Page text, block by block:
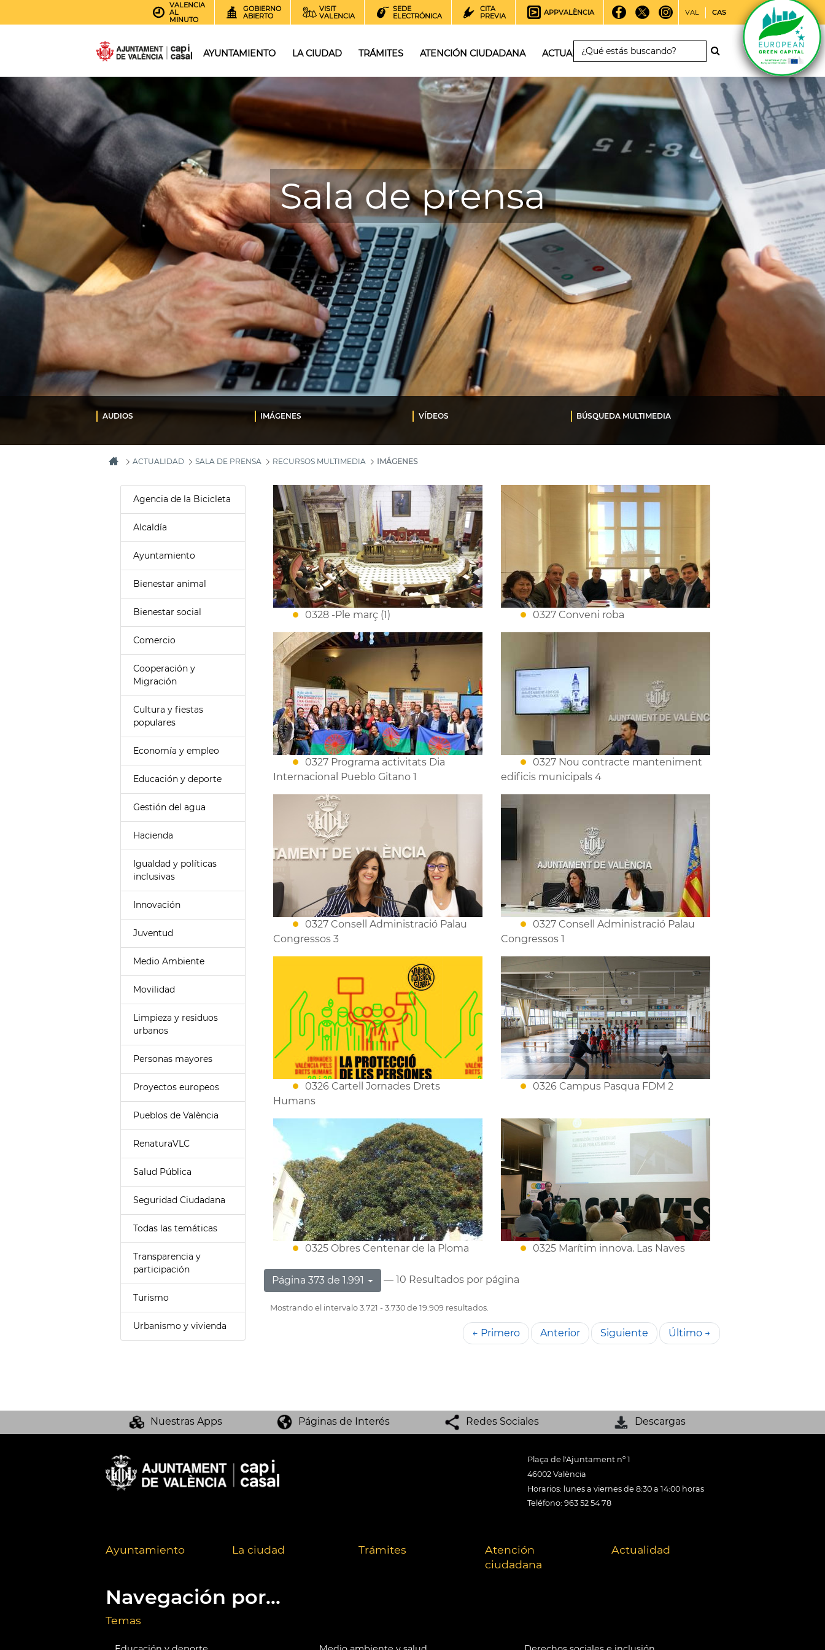
VALENCIA
AL
MINUTO
GOBIERNO
ABIERTO
VISIT
VALENCIA
SEDE
ELECTRÓNICA
CITA
PREVIA
APPVALÈNCIA VAL CAS
AYUNTAMIENTO LA CIUDAD TRÁMITES ATENCIÓN CIUDADANA ACTUALIDAD
Sala de prensa
AUDIOS IMÁGENES VÍDEOS BÚSQUEDA MULTIMEDIA
ACTUALIDAD SALA DE PRENSA RECURSOS MULTIMEDIA IMÁGENES
Agencia de la Bicicleta
Alcaldía
Ayuntamiento
Bienestar animal
Bienestar social
Comercio
Cooperación y
Migración
Cultura y fiestas
populares
Economía y empleo
Educación y deporte
Gestión del agua
Hacienda
Igualdad y políticas
inclusivas
Innovación
Juventud
Medio Ambiente
Movilidad
Limpieza y residuos
urbanos
Personas mayores
Proyectos europeos
Pueblos de València
RenaturaVLC
Salud Pública
Seguridad Ciudadana
Todas las temáticas
Transparencia y
participación
Turismo
Urbanismo y vivienda
0328 -Ple març (1) 0327 Conveni roba
0327 Programa activitats Dia
Internacional Pueblo Gitano 1
0327 Nou contracte manteniment
edificis municipals 4
0327 Consell Administració Palau
Congressos 3
0327 Consell Administració Palau
Congressos 1
0326 Cartell Jornades Drets
Humans
0326 Campus Pasqua FDM 2
0325 Obres Centenar de la Ploma 0325 Marítim innova. Las Naves
Página 373 de 1.991 — 10 Resultados por página
Mostrando el intervalo 3.721 - 3.730 de 19.909 resultados.
← Primero Anterior Siguiente Último →
Nuestras Apps Páginas de Interés Redes Sociales Descargas
Plaça de l'Ajuntament nº 1
46002 València
Horarios: lunes a viernes de 8:30 a 14:00 horas
Teléfono: 963 52 54 78
Ayuntamiento La ciudad Trámites
Atención
ciudadana
Actualidad
Navegación por...
Temas